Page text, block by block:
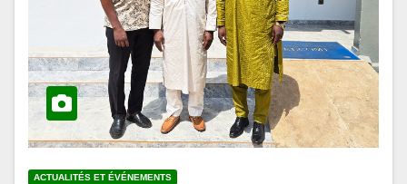
ACTUALITÉS ET ÉVÉNEMENTS